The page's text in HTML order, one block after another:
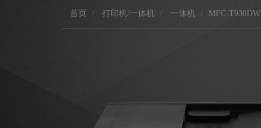
首页 打印机/一体机 一体机 MFC-T930DW